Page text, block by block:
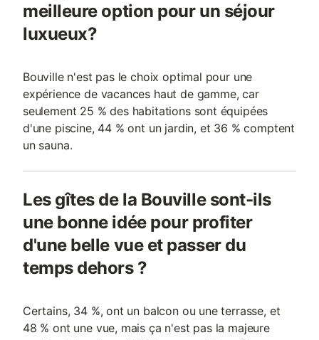
meilleure option pour un séjour
luxueux?
Bouville n'est pas le choix optimal pour une
expérience de vacances haut de gamme, car
seulement 25 % des habitations sont équipées
d'une piscine, 44 % ont un jardin, et 36 % comptent
un sauna.
Les gîtes de la Bouville sont-ils
une bonne idée pour profiter
d'une belle vue et passer du
temps dehors ?
Certains, 34 %, ont un balcon ou une terrasse, et
48 % ont une vue, mais ça n'est pas la majeure